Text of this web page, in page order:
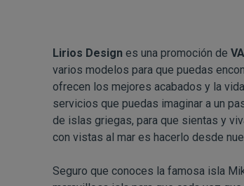
Lirios Design es una promoción de
varios modelos para que puedas
ofrecen los mejores acabados y la
servicios que puedas imaginar a un
de islas griegas, para que sientas y
con vistas al mar es hacerlo desde
Seguro que conoces la famosa isla